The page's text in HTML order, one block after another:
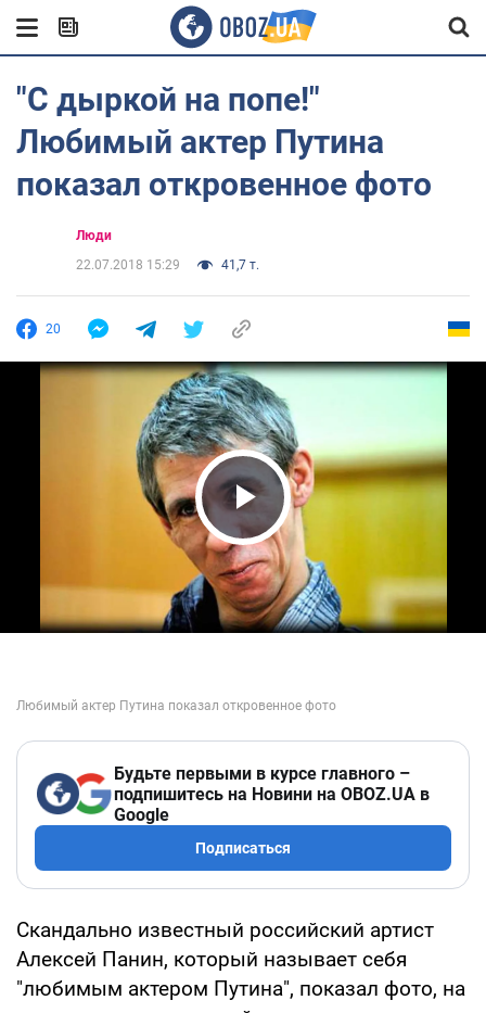
"С дыркой на попе!"
Любимый актер Путина
показал откровенное фото
Люди
22.07.2018 15:29
41,7 т.
20
Play Video
Будьте первыми в курсе главного –
подпишитесь на Новини на OBOZ.UA в
Google
Подписаться
Скандально известный российский артист
Алексей Панин, который называет себя
"любимым актером Путина", показал фото, на